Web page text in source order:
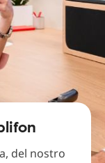
del nostro